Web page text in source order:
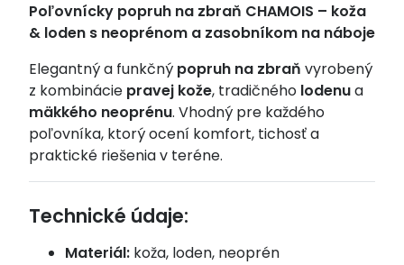
koža
loden
neoprénom
zasobníkom
Poľovnícky popruh na zbraň CHAMOIS – koža
& loden s neoprénom a zasobníkom na náboje
Elegantný a funkčný popruh na zbraň vyrobený
z kombinácie pravej kože, tradičného lodenua
mäkkého neoprénu. Vhodný pre každého
poľovníka, ktorý ocení komfort, tichosť a
praktické riešenia v teréne.
Technické údaje:
Materiál: koža, loden, neoprén